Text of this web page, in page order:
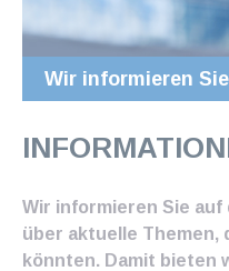
Wir informieren
Wir informieren Sie
über aktuelle Themen,
könnten. Damit bieten